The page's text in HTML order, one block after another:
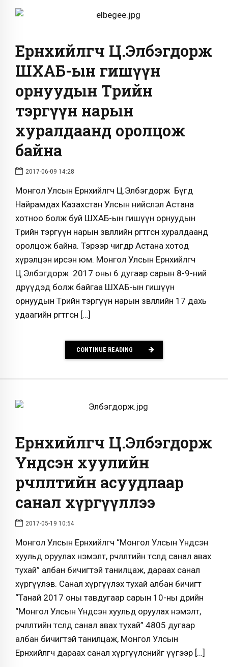
Ерөнхийлөгч Ц.Элбэгдорж
ШХАБ-ын гишүүн
орнуудын Төрийн
тэргүүн нарын
хуралдаанд оролцож
байна
2017-06-09 14:28
Монгол Улсын Ерөнхийлөгч Ц.Элбэгдорж Бүгд
Найрамдах Казахстан Улсын нийслэл Астана
хотноо болж буй ШХАБ-ын гишүүн орнуудын
Төрийн тэргүүн нарын зөвлөлийн өргөтгөсөн хуралдаанд
оролцож байна. Тэрээр өчигдөр Астана хотод
хүрэлцэн ирсэн юм. Монгол Улсын Ерөнхийлөгч
Ц.Элбэгдорж 2017 оны 6 дугаар сарын 8-9-ний
өдрүүдэд болж байгаа ШХАБ-ын гишүүн
орнуудын Төрийн тэргүүн нарын зөвлөлийн 17 дахь
удаагийн өргөтгөсөн […]
CONTINUE READING
Ерөнхийлөгч Ц.Элбэгдорж
Үндсэн хуулийн
өөрчлөлтийн асуудлаар
санал хүргүүллээ
2017-05-19 10:54
Монгол Улсын Ерөнхийлөгч “Монгол Улсын Үндсэн
хуульд оруулах нэмэлт, өөрчлөлтийн төсөлд санал авах
тухай” албан бичигтэй танилцаж, дараах санал
хүргүүлэв. Санал хүргүүлэх тухай албан бичигт
“Танай 2017 оны тавдугаар сарын 10-ны өдрийн
“Монгол Улсын Үндсэн хуульд оруулах нэмэлт,
өөрчлөлтийн төсөлд санал авах тухай” 4805 дугаар
албан бичигтэй танилцаж, Монгол Улсын
Ерөнхийлөгч дараах санал хүргүүлснийг үүгээр […]